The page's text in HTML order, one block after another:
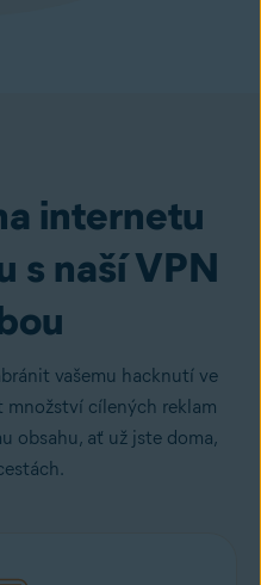
internetu
s naší VPN
vašemu hacknutí ve
cílených reklam
obsahu, ať už jste doma,